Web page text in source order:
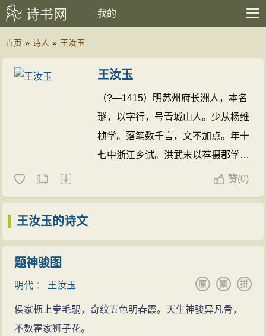
诗书网 我的
首页 » 诗人 » 王汝玉
王汝玉
（?—1415）明苏州府长洲人，本名
璲，以字行，号青城山人。少从杨维
桢学。落笔数千言，文不加点。年十
七中浙江乡试。洪武末以荐摄郡学教
授，擢翰林五经博士。永乐初进春坊
赞(0)
王汝玉的诗文
题神骏图
明代 ： 王汝玉 拼
繁
原
侯家枥上拳毛騧，奇纹五色明春霞。天生神骏异凡骨，
不数霍家狮子花。